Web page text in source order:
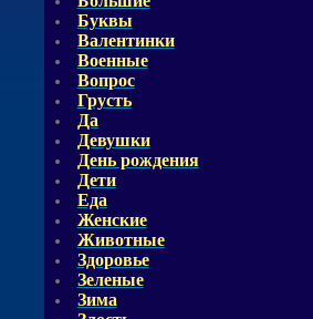
Буквы
Валентинки
Военные
Вопрос
Грусть
Да
Девушки
День рождения
Дети
Еда
Женские
Животные
Здоровье
Зеленые
Зима